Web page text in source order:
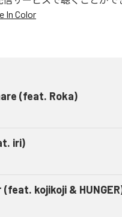
In Color
(feat. Roka)
iri)
(feat. kojikoji &